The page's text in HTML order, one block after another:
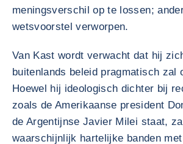
meningsverschil op te lossen;
wetsvoorstel verworpen.
Van Kast wordt verwacht dat hij
buitenlands beleid pragmatisch zal
Hoewel hij ideologisch dichter bij
zoals de Amerikaanse president
de Argentijnse Javier Milei staat,
waarschijnlijk hartelijke banden